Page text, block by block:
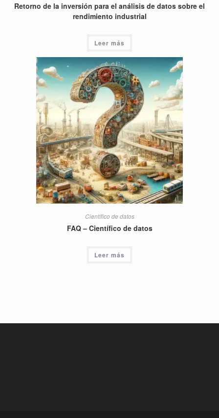
Retorno de la inversión para el análisis de datos sobre el
rendimiento industrial
Leer más
Científico de datos
FAQ – Científico de datos
Leer más